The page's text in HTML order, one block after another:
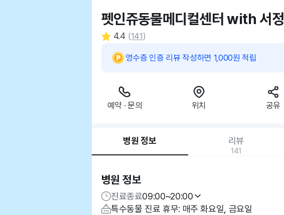
펫인쥬동물메디컬센터 with 서정
4.4 (141)
영수증 인증 리뷰 작성하면 1,000원 적립
예약 · 문의 위치 공유
병원 정보 리뷰
141
병원 정보
진료종료09:00~20:00
특수동물 진료 휴무: 매주 화요일, 금요일